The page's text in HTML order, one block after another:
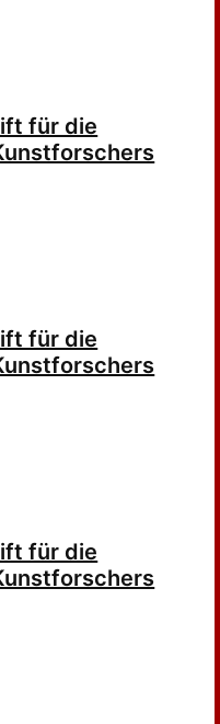
für die
für die
für die